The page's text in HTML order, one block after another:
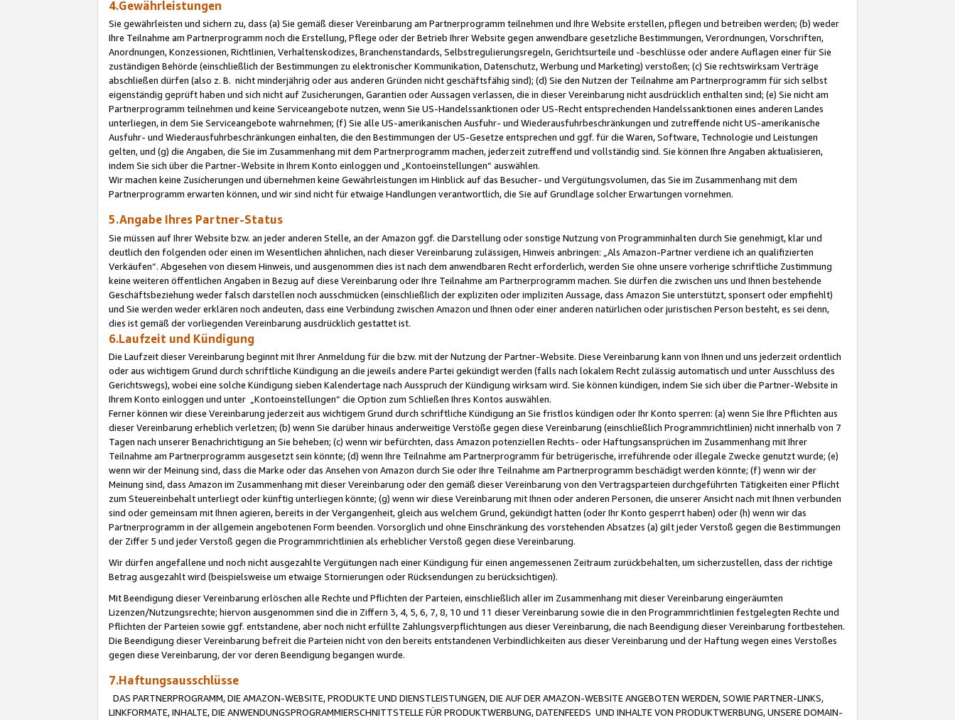
4.Gewährleistungen
Sie gewährleisten und sichern zu, dass (a) Sie gemäß dieser Vereinbarung am Partnerprogramm teilnehmen und Ihre Website erstellen, pflegen und betreiben werden; (b) weder
Ihre Teilnahme am Partnerprogramm noch die Erstellung, Pflege oder der Betrieb Ihrer Website gegen anwendbare gesetzliche Bestimmungen, Verordnungen, Vorschriften,
Anordnungen, Konzessionen, Richtlinien, Verhaltenskodizes, Branchenstandards, Selbstregulierungsregeln, Gerichtsurteile und -beschlüsse oder andere Auflagen einer für Sie
zuständigen Behörde (einschließlich der Bestimmungen zu elektronischer Kommunikation, Datenschutz, Werbung und Marketing) verstoßen; (c) Sie rechtswirksam Verträge
abschließen dürfen (also z. B. nicht minderjährig oder aus anderen Gründen nicht geschäftsfähig sind); (d) Sie den Nutzen der Teilnahme am Partnerprogramm für sich selbst
eigenständig geprüft haben und sich nicht auf Zusicherungen, Garantien oder Aussagen verlassen, die in dieser Vereinbarung nicht ausdrücklich enthalten sind; (e) Sie nicht am
Partnerprogramm teilnehmen und keine Serviceangebote nutzen, wenn Sie US-Handelssanktionen oder US-Recht entsprechenden Handelssanktionen eines anderen Landes
unterliegen, in dem Sie Serviceangebote wahrnehmen; (f) Sie alle US-amerikanischen Ausfuhr- und Wiederausfuhrbeschränkungen und zutreffende nicht US-amerikanische
Ausfuhr- und Wiederausfuhrbeschränkungen einhalten, die den Bestimmungen der US-Gesetze entsprechen und ggf. für die Waren, Software, Technologie und Leistungen
gelten, und (g) die Angaben, die Sie im Zusammenhang mit dem Partnerprogramm machen, jederzeit zutreffend und vollständig sind. Sie können Ihre Angaben aktualisieren,
indem Sie sich über die Partner-Website in Ihrem Konto einloggen und „Kontoeinstellungen“ auswählen.
Wir machen keine Zusicherungen und übernehmen keine Gewährleistungen im Hinblick auf das Besucher- und Vergütungsvolumen, das Sie im Zusammenhang mit dem
Partnerprogramm erwarten können, und wir sind nicht für etwaige Handlungen verantwortlich, die Sie auf Grundlage solcher Erwartungen vornehmen.
5.Angabe Ihres Partner-Status
Sie müssen auf Ihrer Website bzw. an jeder anderen Stelle, an der Amazon ggf. die Darstellung oder sonstige Nutzung von Programminhalten durch Sie genehmigt, klar und
deutlich den folgenden oder einen im Wesentlichen ähnlichen, nach dieser Vereinbarung zulässigen, Hinweis anbringen: „Als Amazon-Partner verdiene ich an qualifizierten
Verkäufen“. Abgesehen von diesem Hinweis, und ausgenommen dies ist nach dem anwendbaren Recht erforderlich, werden Sie ohne unsere vorherige schriftliche Zustimmung
keine weiteren öffentlichen Angaben in Bezug auf diese Vereinbarung oder Ihre Teilnahme am Partnerprogramm machen. Sie dürfen die zwischen uns und Ihnen bestehende
Geschäftsbeziehung weder falsch darstellen noch ausschmücken (einschließlich der expliziten oder impliziten Aussage, dass Amazon Sie unterstützt, sponsert oder empfiehlt)
und Sie werden weder erklären noch andeuten, dass eine Verbindung zwischen Amazon und Ihnen oder einer anderen natürlichen oder juristischen Person besteht, es sei denn,
dies ist gemäß der vorliegenden Vereinbarung ausdrücklich gestattet ist.
6.Laufzeit und Kündigung
Die Laufzeit dieser Vereinbarung beginnt mit Ihrer Anmeldung für die bzw. mit der Nutzung der Partner-Website. Diese Vereinbarung kann von Ihnen und uns jederzeit ordentlich
oder aus wichtigem Grund durch schriftliche Kündigung an die jeweils andere Partei gekündigt werden (falls nach lokalem Recht zulässig automatisch und unter Ausschluss des
Gerichtswegs), wobei eine solche Kündigung sieben Kalendertage nach Ausspruch der Kündigung wirksam wird. Sie können kündigen, indem Sie sich über die Partner-Website in
Ihrem Konto einloggen und unter „Kontoeinstellungen“ die Option zum Schließen Ihres Kontos auswählen.
Ferner können wir diese Vereinbarung jederzeit aus wichtigem Grund durch schriftliche Kündigung an Sie fristlos kündigen oder Ihr Konto sperren: (a) wenn Sie Ihre Pflichten aus
dieser Vereinbarung erheblich verletzen; (b) wenn Sie darüber hinaus anderweitige Verstöße gegen diese Vereinbarung (einschließlich Programmrichtlinien) nicht innerhalb von 7
Tagen nach unserer Benachrichtigung an Sie beheben; (c) wenn wir befürchten, dass Amazon potenziellen Rechts- oder Haftungsansprüchen im Zusammenhang mit Ihrer
Teilnahme am Partnerprogramm ausgesetzt sein könnte; (d) wenn Ihre Teilnahme am Partnerprogramm für betrügerische, irreführende oder illegale Zwecke genutzt wurde; (e)
wenn wir der Meinung sind, dass die Marke oder das Ansehen von Amazon durch Sie oder Ihre Teilnahme am Partnerprogramm beschädigt werden könnte; (f) wenn wir der
Meinung sind, dass Amazon im Zusammenhang mit dieser Vereinbarung oder den gemäß dieser Vereinbarung von den Vertragsparteien durchgeführten Tätigkeiten einer Pflicht
zum Steuereinbehalt unterliegt oder künftig unterliegen könnte; (g) wenn wir diese Vereinbarung mit Ihnen oder anderen Personen, die unserer Ansicht nach mit Ihnen verbunden
sind oder gemeinsam mit Ihnen agieren, bereits in der Vergangenheit, gleich aus welchem Grund, gekündigt hatten (oder Ihr Konto gesperrt haben) oder (h) wenn wir das
Partnerprogramm in der allgemein angebotenen Form beenden. Vorsorglich und ohne Einschränkung des vorstehenden Absatzes (a) gilt jeder Verstoß gegen die Bestimmungen
der Ziffer 5 und jeder Verstoß gegen die Programmrichtlinien als erheblicher Verstoß gegen diese Vereinbarung.
Wir dürfen angefallene und noch nicht ausgezahlte Vergütungen nach einer Kündigung für einen angemessenen Zeitraum zurückbehalten, um sicherzustellen, dass der richtige
Betrag ausgezahlt wird (beispielsweise um etwaige Stornierungen oder Rücksendungen zu berücksichtigen).
Mit Beendigung dieser Vereinbarung erlöschen alle Rechte und Pflichten der Parteien, einschließlich aller im Zusammenhang mit dieser Vereinbarung eingeräumten
Lizenzen/Nutzungsrechte; hiervon ausgenommen sind die in Ziffern 3, 4, 5, 6, 7, 8, 10 und 11 dieser Vereinbarung sowie die in den Programmrichtlinien festgelegten Rechte und
Pflichten der Parteien sowie ggf. entstandene, aber noch nicht erfüllte Zahlungsverpflichtungen aus dieser Vereinbarung, die nach Beendigung dieser Vereinbarung fortbestehen.
Die Beendigung dieser Vereinbarung befreit die Parteien nicht von den bereits entstandenen Verbindlichkeiten aus dieser Vereinbarung und der Haftung wegen eines Verstoßes
gegen diese Vereinbarung, der vor deren Beendigung begangen wurde.
7.Haftungsausschlüsse
DAS PARTNERPROGRAMM, DIE AMAZON-WEBSITE, PRODUKTE UND DIENSTLEISTUNGEN, DIE AUF DER AMAZON-WEBSITE ANGEBOTEN WERDEN, SOWIE PARTNER-LINKS,
LINKFORMATE, INHALTE, DIE ANWENDUNGSPROGRAMMIERSCHNITTSTELLE FÜR PRODUKTWERBUNG, DATENFEEDS UND INHALTE VON PRODUKTWERBUNG, UNSERE DOMAIN-